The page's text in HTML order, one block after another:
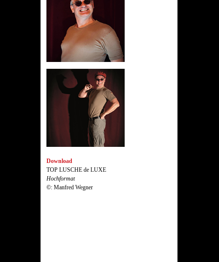
Querformat
©: Manfred Wegner
Download
TOP LUSCHE de LUXE
Querformat
©: Manfred Wegner
Download
TOP LUSCHE de LUXE
Hochformat
©: Manfred Wegner